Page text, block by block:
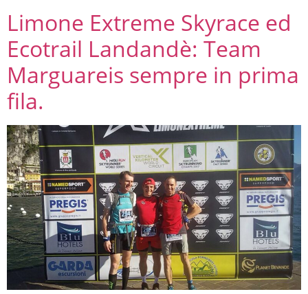
Limone Extreme Skyrace ed
Ecotrail Landandè: Team
Marguareis sempre in prima
fila.